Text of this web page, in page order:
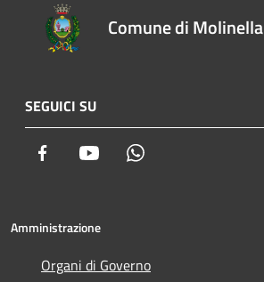
Comune di Molinella
SEGUICI SU
Facebook Youtube
Amministrazione
Organi di Governo